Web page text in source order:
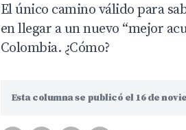
El único camino válido para
en llegar a un nuevo “mejor
Colombia. ¿Cómo?
Esta columna se publicó el 16 de